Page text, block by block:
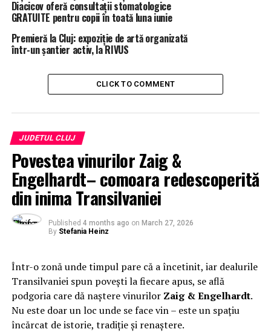
Diacicov oferă consultații stomatologice
GRATUITE pentru copii în toată luna iunie
Premieră la Cluj: expoziție de artă organizată
într-un șantier activ, la RIVUS
CLICK TO COMMENT
JUDETUL CLUJ
Povestea vinurilor Zaig &
Engelhardt– comoara redescoperită
din inima Transilvaniei
Published 4 months ago on March 27, 2026
By Stefania Heinz
Într-o zonă unde timpul pare că a încetinit, iar dealurile
Transilvaniei spun povești la fiecare apus, se află
podgoria care dă naștere vinurilor Zaig & Engelhardt.
Nu este doar un loc unde se face vin – este un spațiu
încărcat de istorie, tradiție și renaștere.